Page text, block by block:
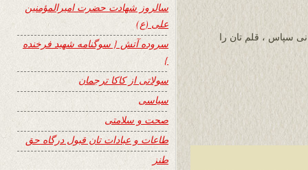
سپاس ، قلم تان را
سالروز شهادت حضرت امیرالمؤمنین
علی (ع)
سروده آتش { سوگنامه شهید فرخنده
}
سولاتی از کاکا ترجمان
سیاسی
صحت و سلامتی
طاعات و عبادات تان قبول درگاه حق
طنز